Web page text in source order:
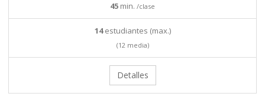
45 min. /clase
14estudiantes (max.)
(12 media)
Detalles